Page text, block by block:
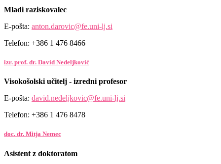
Mladi raziskovalec
E-pošta: anton.darovic@fe.uni-lj.si
Telefon: +386 1 476 8466
izr. prof. dr. David Nedeljković
Visokošolski učitelj - izredni profesor
E-pošta: david.nedeljkovic@fe.uni-lj.si
Telefon: +386 1 476 8478
doc. dr. Mitja Nemec
Asistent z doktoratom